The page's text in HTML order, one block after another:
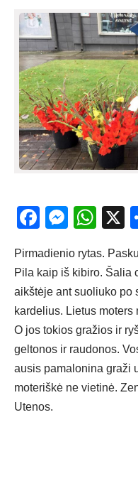
Pirmadienio rytas.
Pila kaip iš kibiro. Šalia
aikštėje ant suoliuko po
kardelius. Lietus
O jos tokios gražios ir
geltonos ir raudonos.
ausis pamalonina graži
moteriškė ne vietinė.
Utenos.